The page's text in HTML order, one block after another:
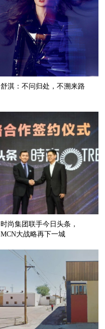
舒淇：不问归处，不溯来路
时尚集团联手今日头条，
MCN大战略再下一城